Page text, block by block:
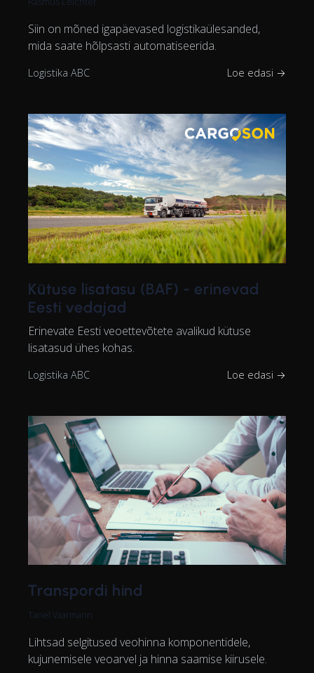
Siin on mõned igapäevased logistikaülesanded,
mida saate hõlpsasti automatiseerida.
Logistika ABC Loe edasi →
Kütuse lisatasu (BAF) - erinevad
Eesti vedajad
Erinevate Eesti veoettevõtete avalikud kütuse
lisatasud ühes kohas.
Logistika ABC Loe edasi →
Transpordi hind
Tanel Vaarmann
Lihtsad selgitused veohinna komponentidele,
kujunemisele veoarvel ja hinna saamise kiirusele.